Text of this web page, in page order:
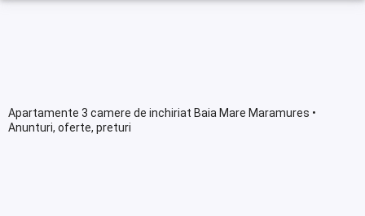
Apartamente 3 camere de inchiriat Baia Mare Maramures •
Anunturi, oferte, preturi